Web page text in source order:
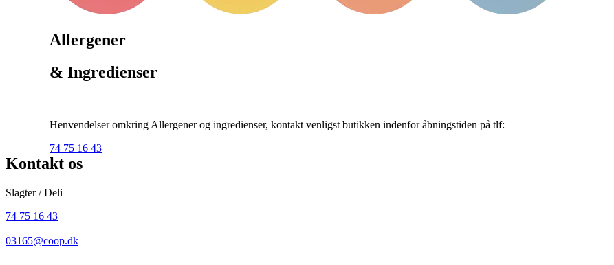
Allergener
& Ingredienser
Henvendelser omkring Allergener og ingredienser, kontakt venligst butikken indenfor åbningstiden på tlf:
74 75 16 43
Kontakt os
Slagter / Deli
74 75 16 43
03165@coop.dk